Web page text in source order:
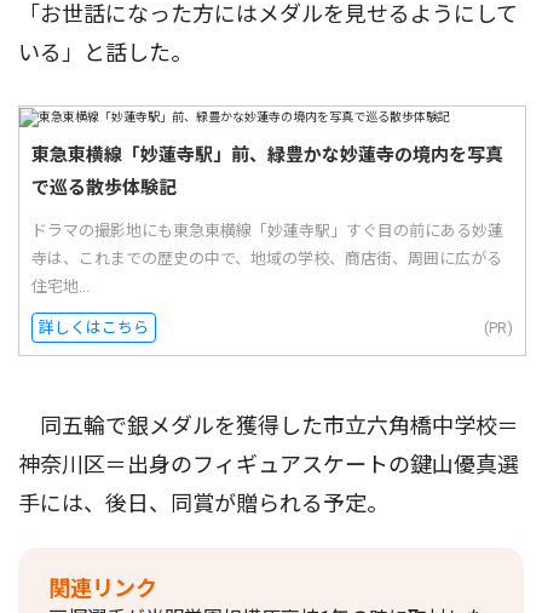
「お世話になった方にはメダルを見せるようにして
いる」と話した。
東急東横線「妙蓮寺駅」前、緑豊かな妙蓮寺の境内を写真
で巡る散歩体験記
ドラマの撮影地にも東急東横線「妙蓮寺駅」すぐ目の前にある妙蓮
寺は、これまでの歴史の中で、地域の学校、商店街、周囲に広がる
住宅地...
詳しくはこちら (PR)
同五輪で銀メダルを獲得した市立六角橋中学校＝
神奈川区＝出身のフィギュアスケートの鍵山優真選
手には、後日、同賞が贈られる予定。
関連リンク